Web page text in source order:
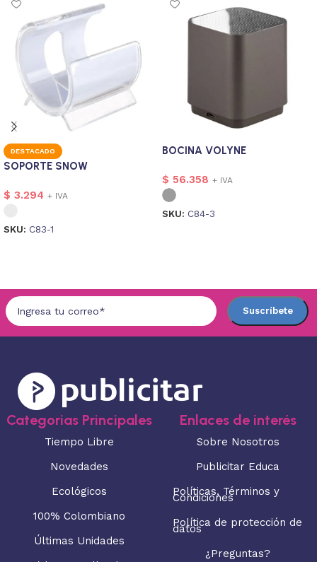
DESTACADO
SOPORTE SNOW
$ 3.294 + IVA
SKU: C83-1
BOCINA VOLYNE
$ 56.358 + IVA
SKU: C84-3
Categorias Principales
Tiempo Libre
Novedades
Ecológicos
100% Colombiano
Últimas Unidades
Enlaces de interés
Sobre Nosotros
Publicitar Educa
Políticas, Términos y
Condiciones
Política de protección de
datos
¿Preguntas?